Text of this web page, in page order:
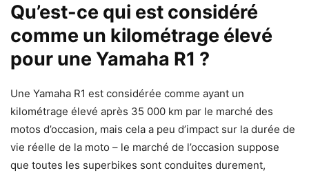
Qu’est-ce qui est considéré
comme un kilométrage élevé
pour une Yamaha R1 ?
Une Yamaha R1 est considérée comme ayant un
kilométrage élevé après 35 000 km par le marché des
motos d’occasion, mais cela a peu d’impact sur la durée de
vie réelle de la moto – le marché de l’occasion suppose
que toutes les superbikes sont conduites durement,